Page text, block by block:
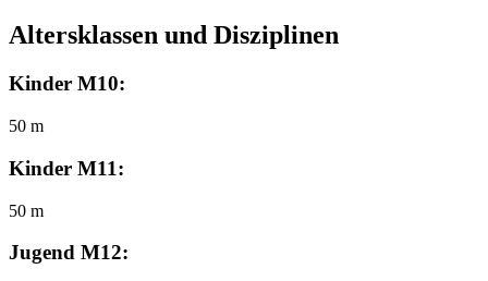
Altersklassen und Disziplinen
Kinder M10:
50 m
Kinder M11:
50 m
Jugend M12: